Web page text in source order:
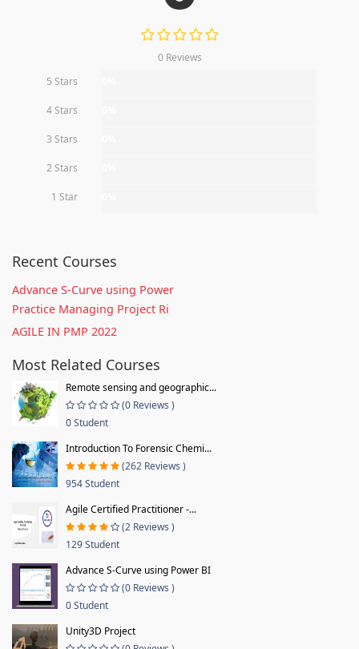
0 Reviews
5 Stars
4 Stars
3 Stars
2 Stars
1 Star
Recent Courses
Advance S-Curve using Power
Practice Managing Project Ri
AGILE IN PMP 2022
Most Related Courses
Remote sensing and geographic...
(0 Reviews )
0 Student
Introduction To Forensic Chemi...
(262 Reviews )
954 Student
Agile Certified Practitioner -...
(2 Reviews )
129 Student
Advance S-Curve using Power BI
(0 Reviews )
0 Student
Unity3D Project